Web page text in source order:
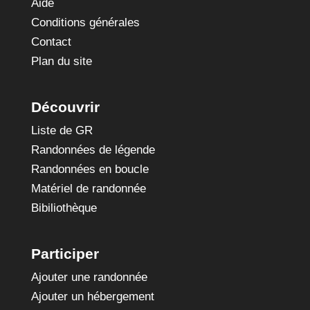
Aide
Conditions générales
Contact
Plan du site
Découvrir
Liste de GR
Randonnées de légende
Randonnées en boucle
Matériel de randonnée
Bibiliothèque
Participer
Ajouter une randonnée
Ajouter un hébergement